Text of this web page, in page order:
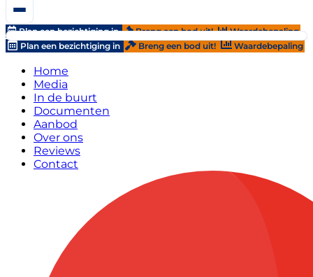
Plan een bezichtiging in Breng een bod uit!
Waardebepaling
Plan een bezichtiging in
Breng een bod uit! Waardebepaling
Home
Media
In de buurt
Documenten
Aanbod
Over ons
Reviews
Contact